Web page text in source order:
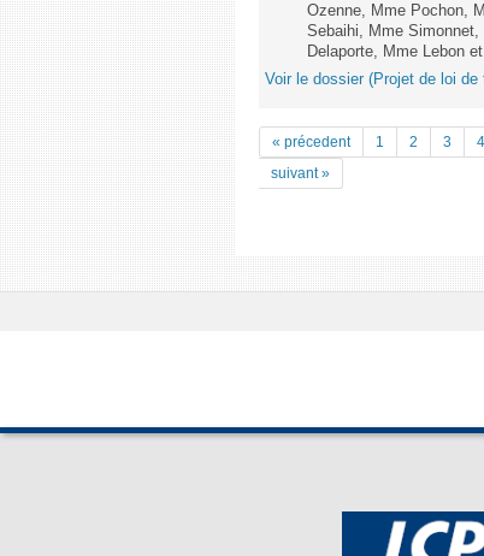
Ozenne, Mme Pochon,
Sebaihi, Mme Simonnet,
Delaporte, Mme Lebon
Voir le dossier (Projet de loi de
« précedent 1 2 3 4
suivant »